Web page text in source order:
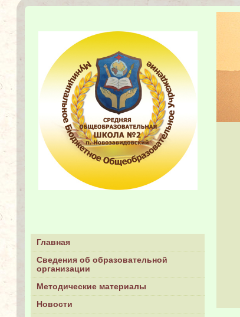
Главная
Сведения об образовательной
организации
Методические материалы
Новости